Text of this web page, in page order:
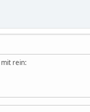
rein: